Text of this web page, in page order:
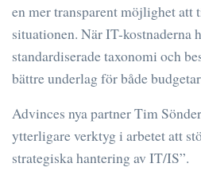
en mer transparent möjlighet att
situationen. När IT-kostnaderna
standardiserade taxonomi och
bättre underlag för både
Advinces nya partner Tim
ytterligare verktyg i arbetet att
strategiska hantering av IT/IS”.